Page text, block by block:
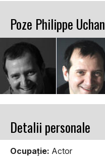
Poze Philippe Uchan
Detalii personale
Ocupaţie: Actor